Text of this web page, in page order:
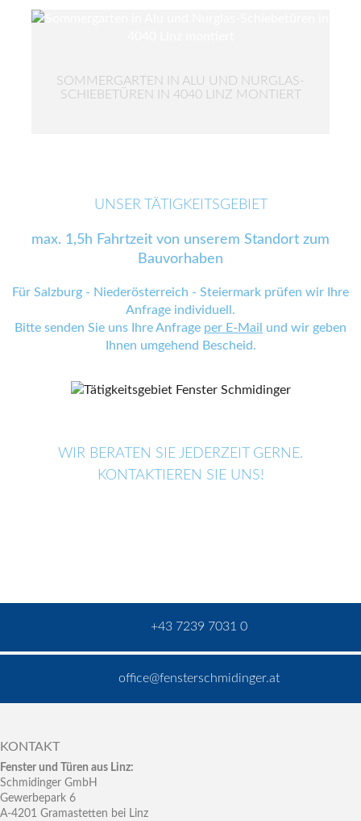
SOMMERGARTEN IN ALU UND NURGLAS-
SCHIEBETÜREN IN 4040 LINZ MONTIERT
UNSER TÄTIGKEITSGEBIET
max. 1,5h Fahrtzeit von unserem Standort zum
Bauvorhaben
Für Salzburg - Niederösterreich - Steiermark prüfen wir Ihre
Anfrage individuell.
Bitte senden Sie uns Ihre Anfrage per E-Mail
und wir geben
Ihnen umgehend Bescheid.
WIR BERATEN SIE JEDERZEIT GERNE.
KONTAKTIEREN SIE UNS!
+43 7239 7031 0
office@fensterschmidinger.at
KONTAKT
Fenster und Türen aus Linz:
Schmidinger GmbH
Gewerbepark 6
A-4201 Gramastetten bei Linz